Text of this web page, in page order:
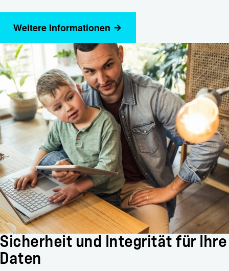
Weitere Informationen
Sicherheit und Integrität für Ihre
Daten